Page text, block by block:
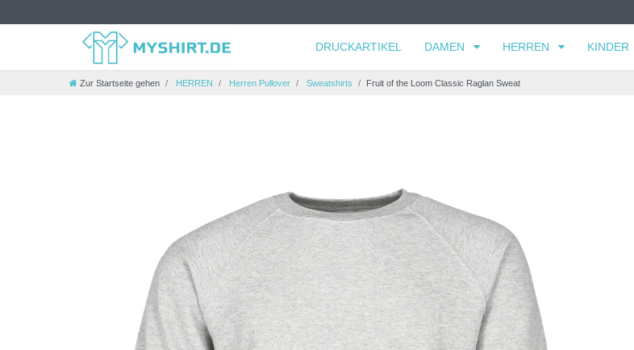
DRUCKARTIKEL DAMEN HERREN KINDER
Zur Startseite gehen HERREN Herren Pullover Sweatshirts Fruit of the Loom Classic Raglan Sweat